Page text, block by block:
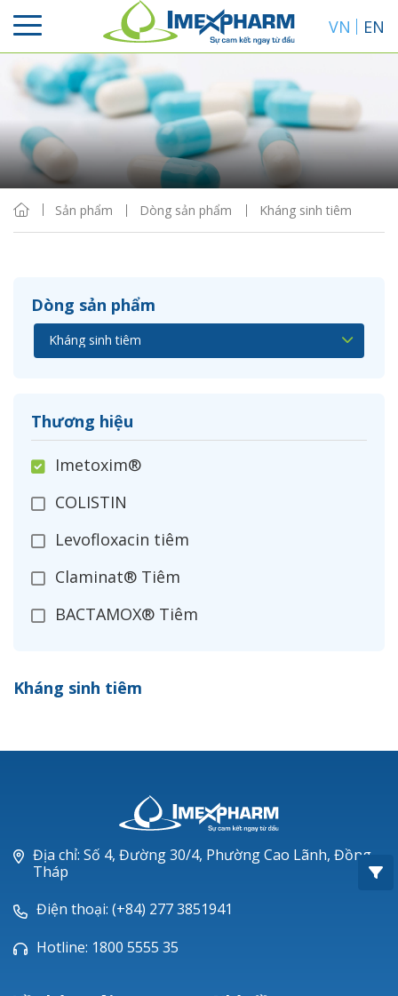
VN EN
Sản phẩm Dòng sản phẩm Kháng sinh tiêm
Dòng sản phẩm
Thương hiệu
Imetoxim®
COLISTIN
Levofloxacin tiêm
Claminat® Tiêm
BACTAMOX® Tiêm
Ceftizoxim®
Piperacillin
Ticarlinat®
Zobacta®
Bacsulfo®
Kháng sinh tiêm
Sắp xếp
Hiển thị
Địa chỉ: Số 4, Đường 30/4, Phường Cao Lãnh, Đồng
Tháp
Điện thoại: (+84) 277 3851941
Hotline: 1800 5555 35